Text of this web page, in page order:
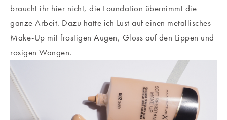
braucht ihr hier nicht, die Foundation übernimmt die
ganze Arbeit. Dazu hatte ich Lust auf einen metallisches
Make-Up mit frostigen Augen, Gloss auf den Lippen und
rosigen Wangen.